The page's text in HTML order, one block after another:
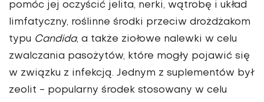
pomóc jej oczyścić jelita, nerki, wątrobę i układ
limfatyczny, roślinne środki przeciw drożdżakom
typu Candida, a także ziołowe nalewki w celu
zwalczania pasożytów, które mogły pojawić się
w związku z infekcją. Jednym z suplementów był
zeolit - popularny środek stosowany w celu